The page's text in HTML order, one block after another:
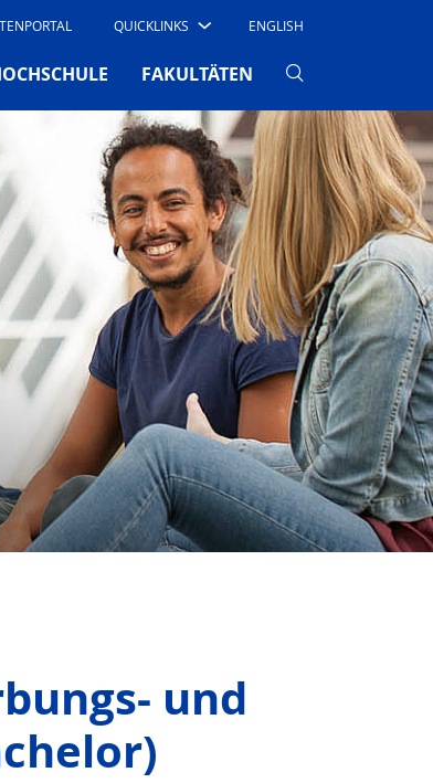
QUICKLINKS ENGLISH
FAKULTÄTEN
und